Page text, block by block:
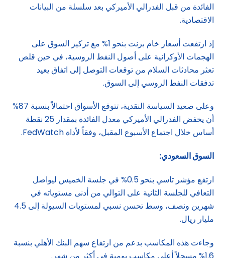
الفائدة من قبل الفدرالي الأميركي بعد سلسلة من البيانات
الاقتصادية.
إذ ارتفعت أسعار خام برنت بنحو 1% مع تركيز السوق على
الهجمات الأوكرانية على أصول النفط الروسية، في حين قلص
تعثر محادثات السلام من توقعات التوصل إلى اتفاق يعيد
تدفقات النفط الروسي إلى السوق.
وعلى صعيد السياسة النقدية، تتوقع الأسواق احتمالاً بنسبة 87%
أن يخفض الفدرالي الأميركي معدل الفائدة بمقدار 25 نقطة
أساس خلال اجتماع الأسبوع المقبل، وفقاً لأداة FedWatch.
السوق السعودي:
ارتفع مؤشر تاسي بنحو 0.5% في جلسة الخميس ليواصل
التعافي للجلسة الثانية على التوالي من أدنى مستوياته في
شهرين ونصف، وسط تحسن نسبي لمستويات السيولة إلى 4.5
مليار ريال.
وجاءت هذه المكاسب بدعم من ارتفاع سهم البنك الأهلي بنسبة
1.6% مسجلاً أعلى مكاسب يومية في أكثر من شهر.